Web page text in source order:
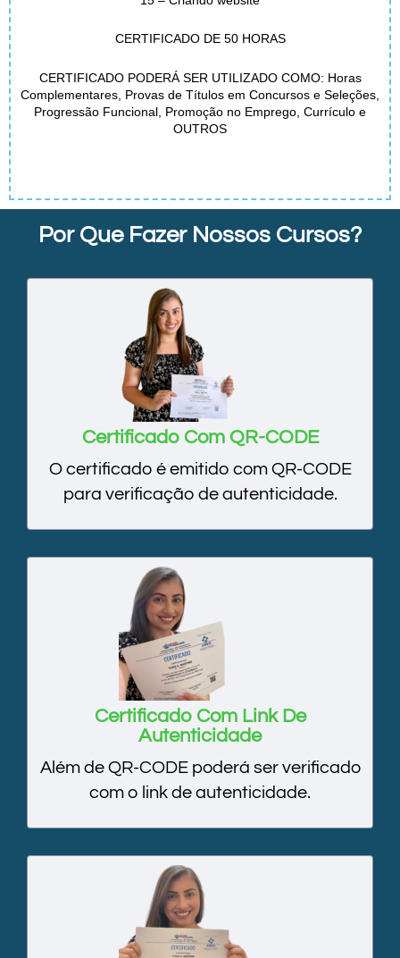
CERTIFICADO DE 50 HORAS
CERTIFICADO PODERÁ SER UTILIZADO COMO: Horas
Complementares, Provas de Títulos em Concursos e Seleções,
Progressão Funcional, Promoção no Emprego, Currículo e
OUTROS
Por Que Fazer Nossos Cursos?
Certificado Com QR-CODE
O certificado é emitido com QR-CODE
para verificação de autenticidade.
Certificado Com Link De
Autenticidade
Além de QR-CODE poderá ser verificado
com o link de autenticidade.